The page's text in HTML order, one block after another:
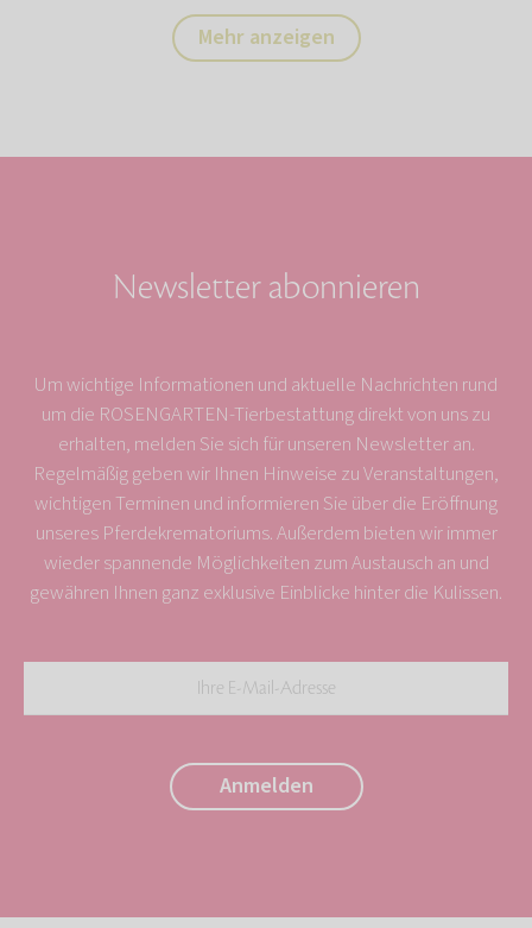
Mehr anzeigen
Newsletter abonnieren
Um wichtige Informationen und aktuelle Nachrichten rund
um die ROSENGARTEN-Tierbestattung direkt von uns zu
erhalten, melden Sie sich für unseren Newsletter an.
Regelmäßig geben wir Ihnen Hinweise zu Veranstaltungen,
wichtigen Terminen und informieren Sie über die Eröffnung
unseres Pferdekrematoriums. Außerdem bieten wir immer
wieder spannende Möglichkeiten zum Austausch an und
gewähren Ihnen ganz exklusive Einblicke hinter die Kulissen.
Ihre
E-
Adresse:
Anmelden